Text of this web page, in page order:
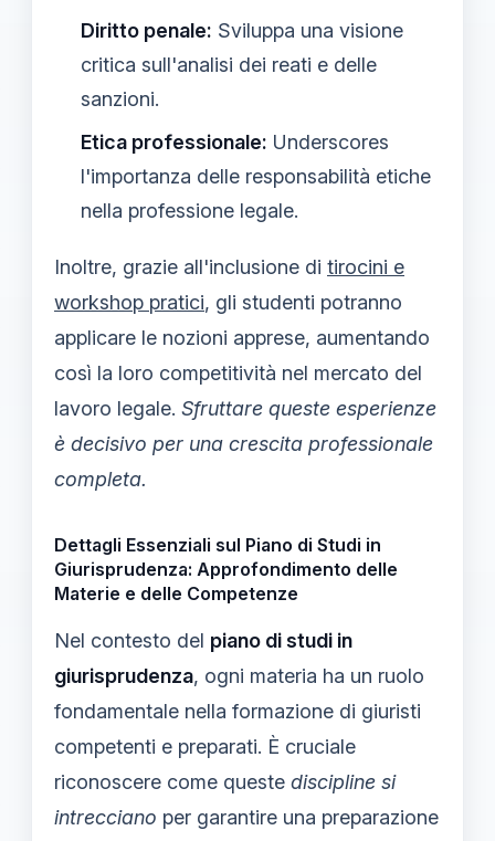
Diritto penale: Sviluppa una visione
critica sull'analisi dei reati e delle
sanzioni.
Etica professionale: Underscores
l'importanza delle responsabilità etiche
nella professione legale.
Inoltre, grazie all'inclusione di tirocini e
workshop pratici, gli studenti potranno
applicare le nozioni apprese, aumentando
così la loro competitività nel mercato del
lavoro legale. Sfruttare queste esperienze
è decisivo per una crescita professionale
completa.
Dettagli Essenziali sul Piano di Studi in
Giurisprudenza: Approfondimento delle
Materie e delle Competenze
Nel contesto del piano di studi in
giurisprudenza, ogni materia ha un ruolo
fondamentale nella formazione di giuristi
competenti e preparati. È cruciale
riconoscere come queste discipline si
intrecciano per garantire una preparazione